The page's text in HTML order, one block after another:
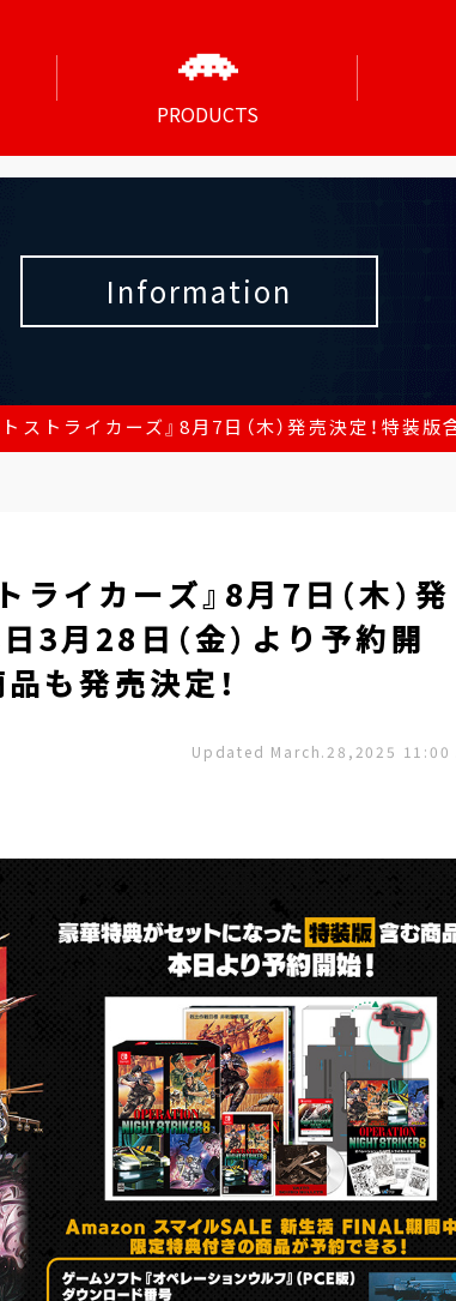
PRODUCTS
Information
ストライカーズ』8月7日（木）発売決定！特装
ライカーズ』8月7日（木）発
3月28日（金）より予約開
も発売決定！
Updated March.28,2025 11:00